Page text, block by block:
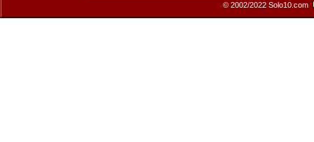
© 2002/2022 Solo10.com